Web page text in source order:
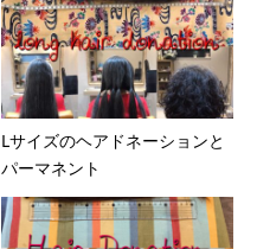
Lサイズのヘアドネーションと
パーマネント